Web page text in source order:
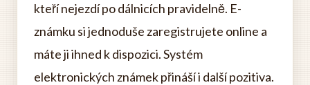
kteří nejezdí po dálnicích pravidelně. E-
známku si jednoduše zaregistrujete online a
máte ji ihned k dispozici. Systém
elektronických známek přináší i další pozitiva.